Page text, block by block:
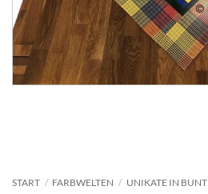
START / FARBWELTEN / UNIKATE IN BUNT